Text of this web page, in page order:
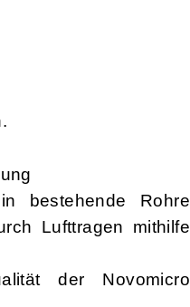
bestehende Rohre
Lufttragen mithilfe
der Novomicro